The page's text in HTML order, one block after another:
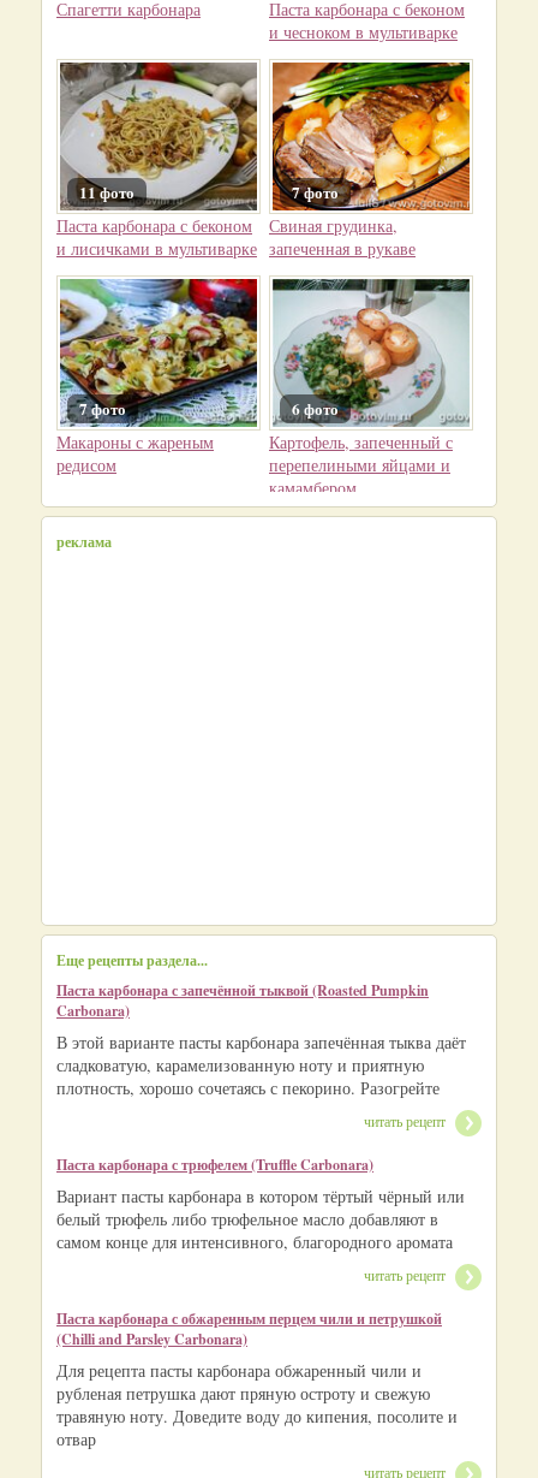
Спагетти карбонара
Паста карбонара с беконом
и чесноком в мультиварке
11 фото
Паста карбонара с беконом
и лисичками в мультиварке
7 фото
Свиная грудинка,
запеченная в рукаве
7 фото
Макароны с жареным
редисом
6 фото
Картофель, запеченный с
перепелиными яйцами и
камамбером
реклама
Еще рецепты раздела...
Паста карбонара с запечённой тыквой (Roasted Pumpkin
Carbonara)
В этой варианте пасты карбонара запечённая тыква даёт
сладковатую, карамелизованную ноту и приятную
плотность, хорошо сочетаясь с пекорино. Разогрейте
читать рецепт
Паста карбонара с трюфелем (Truffle Carbonara)
Вариант пасты карбонара в котором тёртый чёрный или
белый трюфель либо трюфельное масло добавляют в
самом конце для интенсивного, благородного аромата
читать рецепт
Паста карбонара с обжаренным перцем чили и петрушкой
(Chilli and Parsley Carbonara)
Для рецепта пасты карбонара обжаренный чили и
рубленая петрушка дают пряную остроту и свежую
травяную ноту. Доведите воду до кипения, посолите и
отвар
читать рецепт